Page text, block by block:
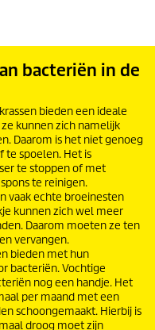
bacteriën in de
bieden een ideale
kunnen zich namelijk
Daarom is het niet genoeg
te spoelen. Het is
te stoppen of met
te reinigen.
vaak echte broeinesten
kunnen zich wel meer
Daarom moeten ze ten
vervangen.
bieden met hun
bacteriën. Vochtige
nog een handje. Het
per maand met een
schoongemaakt. Hierbij is
droog moet zijn